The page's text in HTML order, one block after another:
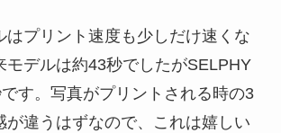
はプリント速度も少しだけ速くな
モデルは約43秒でしたがSELPHY
す。写真がプリントされる時の3
が違うはずなので、これは嬉しい